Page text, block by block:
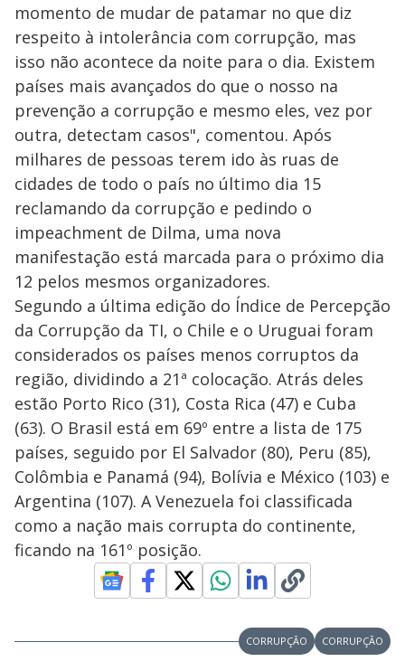
momento de mudar de patamar no que diz
respeito à intolerância com corrupção, mas
isso não acontece da noite para o dia. Existem
países mais avançados do que o nosso na
prevenção a corrupção e mesmo eles, vez por
outra, detectam casos", comentou. Após
milhares de pessoas terem ido às ruas de
cidades de todo o país no último dia 15
reclamando da corrupção e pedindo o
impeachment de Dilma, uma nova
manifestação está marcada para o próximo dia
12 pelos mesmos organizadores.
Segundo a última edição do Índice de Percepção
da Corrupção da TI, o Chile e o Uruguai foram
considerados os países menos corruptos da
região, dividindo a 21ª colocação. Atrás deles
estão Porto Rico (31), Costa Rica (47) e Cuba
(63). O Brasil está em 69º entre a lista de 175
países, seguido por El Salvador (80), Peru (85),
Colômbia e Panamá (94), Bolívia e México (103) e
Argentina (107). A Venezuela foi classificada
como a nação mais corrupta do continente,
ficando na 161º posição.
CORRUPÇÃO CORRUPÇÃO